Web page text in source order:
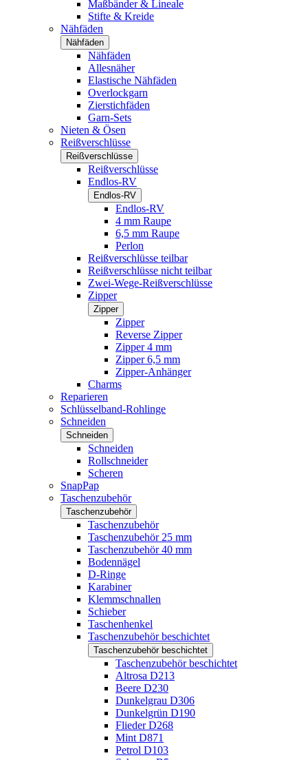
Maßbänder & Lineale
Stifte & Kreide
Nähfäden
Nähfäden
Nähfäden
Allesnäher
Elastische Nähfäden
Overlockgarn
Zierstichfäden
Garn-Sets
Nieten & Ösen
Reißverschlüsse
Reißverschlüsse
Reißverschlüsse
Endlos-RV
Endlos-RV
Endlos-RV
4 mm Raupe
6,5 mm Raupe
Perlon
Reißverschlüsse teilbar
Reißverschlüsse nicht teilbar
Zwei-Wege-Reißverschlüsse
Zipper
Zipper
Zipper
Reverse Zipper
Zipper 4 mm
Zipper 6,5 mm
Zipper-Anhänger
Charms
Reparieren
Schlüsselband-Rohlinge
Schneiden
Schneiden
Schneiden
Rollschneider
Scheren
SnapPap
Taschenzubehör
Taschenzubehör
Taschenzubehör
Taschenzubehör 25 mm
Taschenzubehör 40 mm
Bodennägel
D-Ringe
Karabiner
Klemmschnallen
Schieber
Taschenhenkel
Taschenzubehör beschichtet
Taschenzubehör beschichtet
Taschenzubehör beschichtet
Altrosa D213
Beere D230
Dunkelgrau D306
Dunkelgrün D190
Flieder D268
Mint D871
Petrol D103